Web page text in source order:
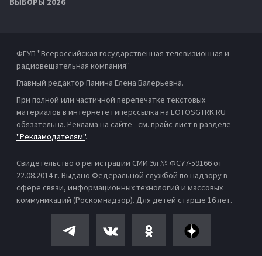
ФГУП "Всероссийская государственная телевизионная и
радиовещательная компания"
Главный редактор Панина Елена Валерьевна.
При полной или частичной перепечатке текстовых
материалов в интернете гиперссылка на LOTOSGTRK.RU
обязательна. Реклама на сайте - см. прайс-лист в разделе
"Рекламодателям".
Свидетельство о регистрации СМИ Эл № ФС77-59166 от
22.08.2014 г. Выдано Федеральной службой по надзору в
сфере связи, информационных технологий и массовых
коммуникаций (Роскомнадзор). Для детей старше 16 лет.